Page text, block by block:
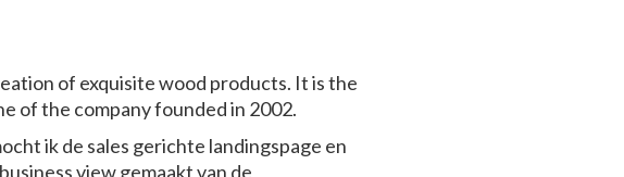
of exquisite wood products. It is the
of the company founded in 2002.
ik de sales gerichte landingspage en
view gemaakt van de